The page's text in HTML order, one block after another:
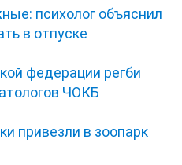
психолог объяснил
в отпуске
федерации регби
ЧОКБ
привезли в зоопарк